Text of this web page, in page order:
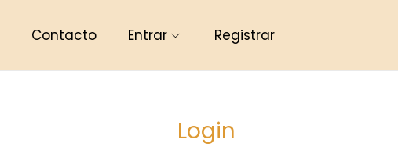
Contacto Entrar Registrar
Login